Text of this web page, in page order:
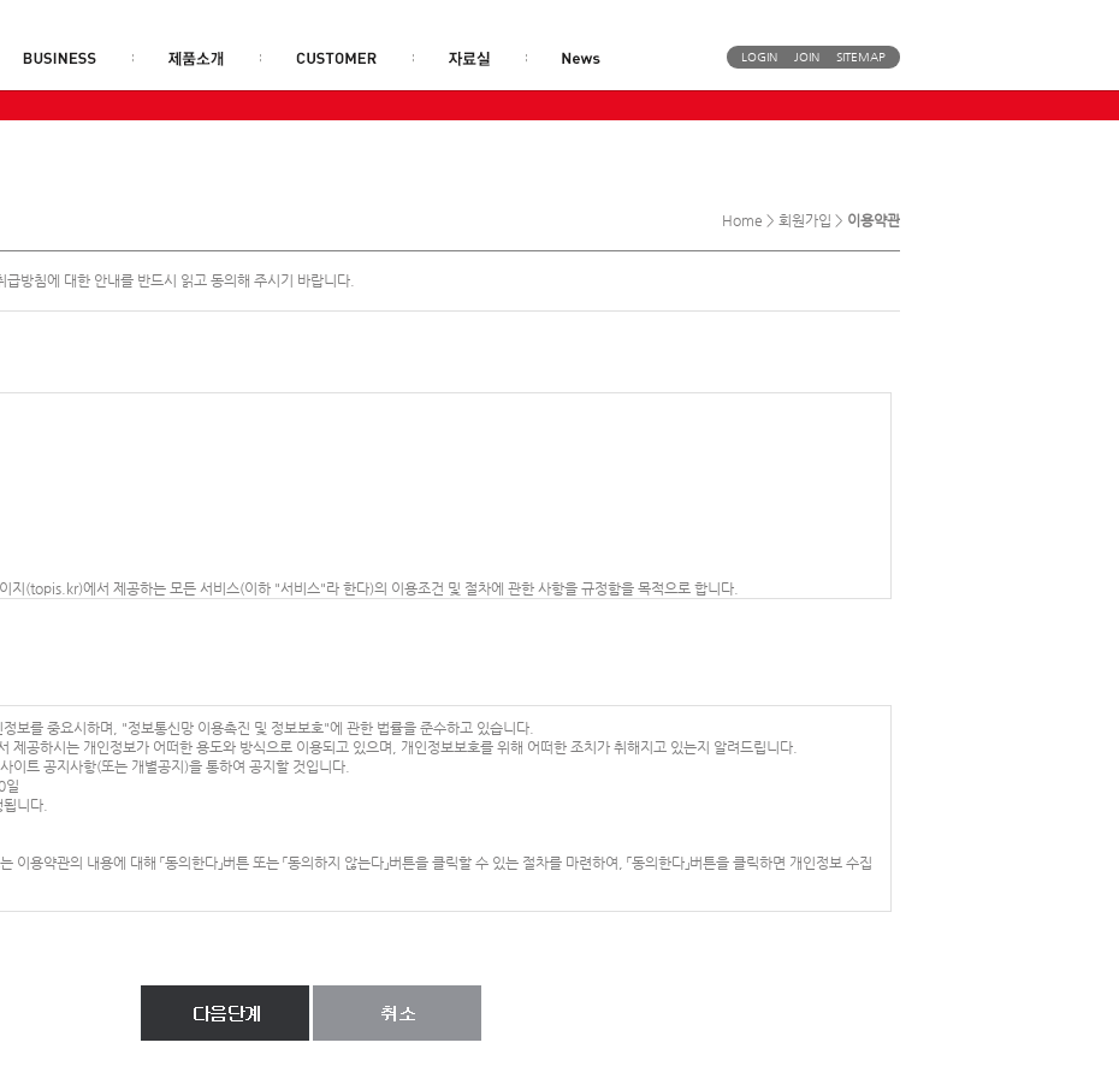
LOGIN JOIN SITEMAP
Home > 회원가입 > 이용약관
방침에 대한 안내를 반드시 읽고 동의해 주시기 바랍니다.
지(topis.kr)에서 제공하는 모든 서비스(이하 "서비스"라 한다)의 이용조건 및 절차에 관한 사항을 규정함을 목적으로 합니다.
와 같습니다.
보를 기입하고, 본 약관에 동의하여 서비스 이용계약을 완료시키는행위
보를 제공하여 회원 등록을 한 자
이용을 위하여 이용자가 선정하고 회사가 승인하는 영문자와 숫자의 조합
위해 이용자 자신이 설정한 영문자와 숫자, 특수문자의 조합
그 이용계약을 종료시키는 의사표시
탈퇴(해지)를 요청할 수 있으며, 변경된 약관의 효력 발생일로부터 7일 이후에도 거부의사를 표시하지 아니하고 서비스를 계속 사용할 경우 약관의
게시판 또는 기타의 방법으로 공지함으로써 효력이 발생됩니다.
용을 변경할 수 있으며, 변경된 약관은 서비스 화면에 공지하며, 공지후 7일 이후에도 거부의사를 표시하지 아니하고 서비스를 계속 사용할 경우
보를 중요시하며, "정보통신망 이용촉진 및 정보보호"에 관한 법률을 준수하고 있습니다.
제공하시는 개인정보가 어떠한 용도와 방식으로 이용되고 있으며, 개인정보보호를 위해 어떠한 조치가 취해지고 있는지 알려드립니다.
이트 공지사항(또는 개별공지)을 통하여 공지할 것입니다.
일
니다.
용약관의 내용에 대해 「동의한다」버튼 또는 「동의하지 않는다」버튼을 클릭할 수 있는 절차를 마련하여, 「동의한다」버튼을 클릭하면 개인정보 수집
는 경우 법정대리인의 동의를 받습니다.
아래와 같은 개인정보를 수집하고 있습니다.